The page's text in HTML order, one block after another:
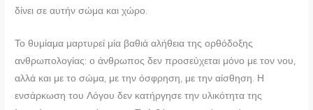
δίνει σε αυτήν σώμα και χώρο.
Το θυμίαμα μαρτυρεί μία βαθιά αλήθεια της ορθόδοξης
ανθρωπολογίας: ο άνθρωπος δεν προσεύχεται μόνο με τον νου,
αλλά και με το σώμα, με την όσφρηση, με την αίσθηση. Η
ενσάρκωση του Λόγου δεν κατήργησε την υλικότητα της